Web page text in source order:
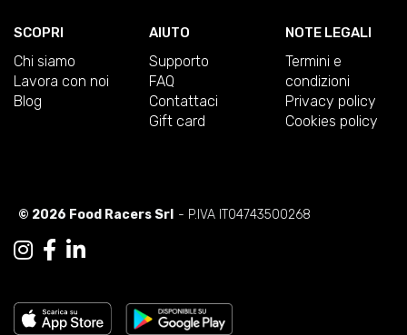
SCOPRI
Chi siamo
Lavora con noi
Blog
AIUTO
Supporto
FAQ
Contattaci
Gift card
NOTE LEGALI
Termini e
condizioni
Privacy policy
Cookies policy
© 2026 Food Racers Srl - P.IVA IT04743500268